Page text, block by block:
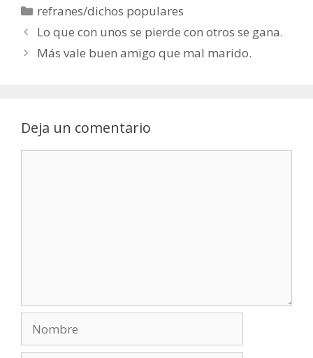
Categorías
refranes/dichos populares
Lo que con unos se pierde con otros se gana.
Más vale buen amigo que mal marido.
Deja un comentario